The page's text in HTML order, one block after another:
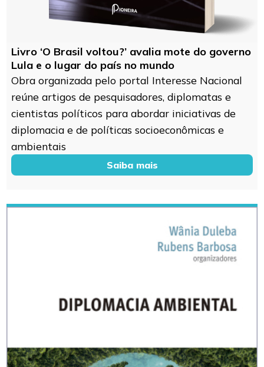
Livro ‘O Brasil voltou?’ avalia mote do governo
Lula e o lugar do país no mundo
Obra organizada pelo portal Interesse Nacional
reúne artigos de pesquisadores, diplomatas e
cientistas políticos para abordar iniciativas de
diplomacia e de políticas socioeconômicas e
ambientais
Saiba mais